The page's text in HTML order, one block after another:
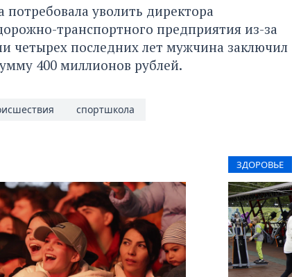
потребовала уволить директора
транспортного предприятия из-за
четырех последних лет мужчина заключил
400 миллионов рублей.
спортшкола
ЗДОРОВЬЕ